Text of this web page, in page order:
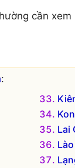
cần xem
:
Lai